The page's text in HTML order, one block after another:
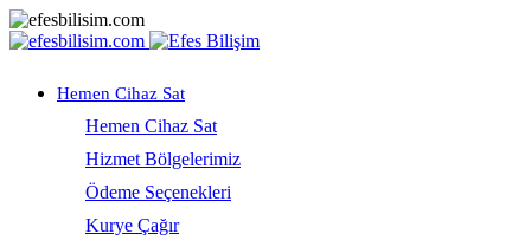
Hemen Cihaz Sat
Hemen Cihaz Sat
Hizmet Bölgelerimiz
Ödeme Seçenekleri
Kurye Çağır